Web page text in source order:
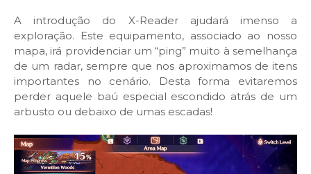
A introdução do X-Reader ajudará imenso a
exploração. Este equipamento, associado ao nosso
mapa, irá providenciar um “ping” muito à semelhança
de um radar, sempre que nos aproximamos de itens
importantes no cenário. Desta forma evitaremos
perder aquele baú especial escondido atrás de um
arbusto ou debaixo de umas escadas!